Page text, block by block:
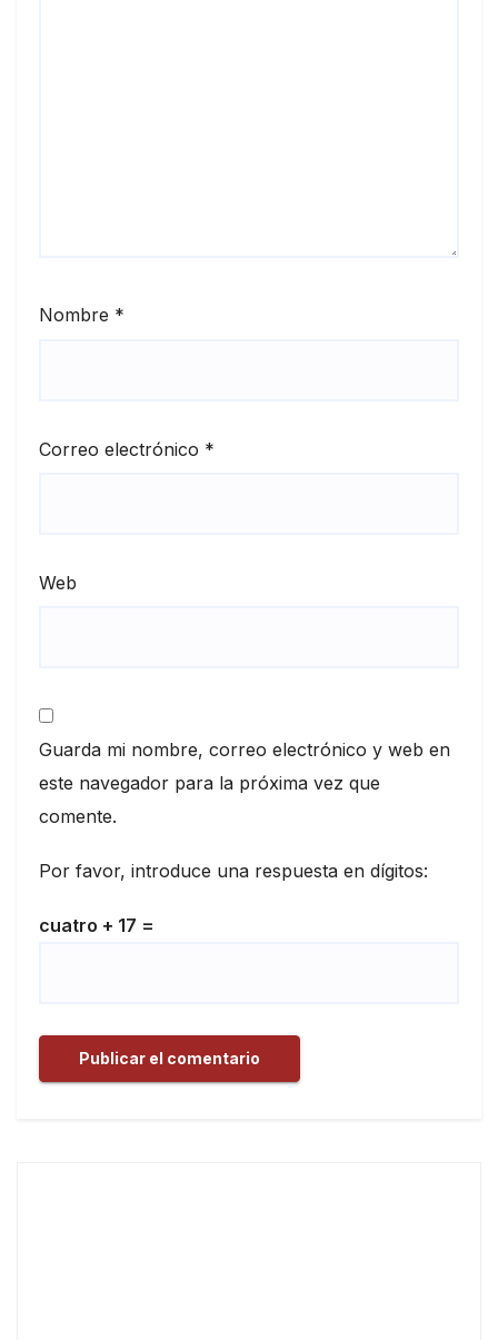
Nombre *
Correo electrónico *
Web
Guarda mi nombre, correo electrónico y web en
este navegador para la próxima vez que
comente.
Por favor, introduce una respuesta en dígitos:
cuatro + 17 =